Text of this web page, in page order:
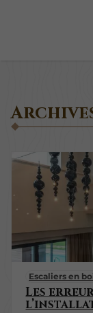
Escaliers en
Les